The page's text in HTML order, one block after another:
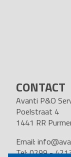
CONTACT
Avanti P&O
Poelstraat 4
1441 RR
Email:
Tel: 0299 -